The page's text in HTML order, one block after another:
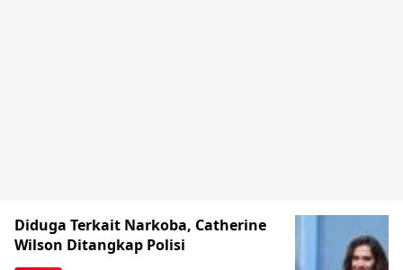
Diduga Terkait Narkoba, Catherine
Wilson Ditangkap Polisi